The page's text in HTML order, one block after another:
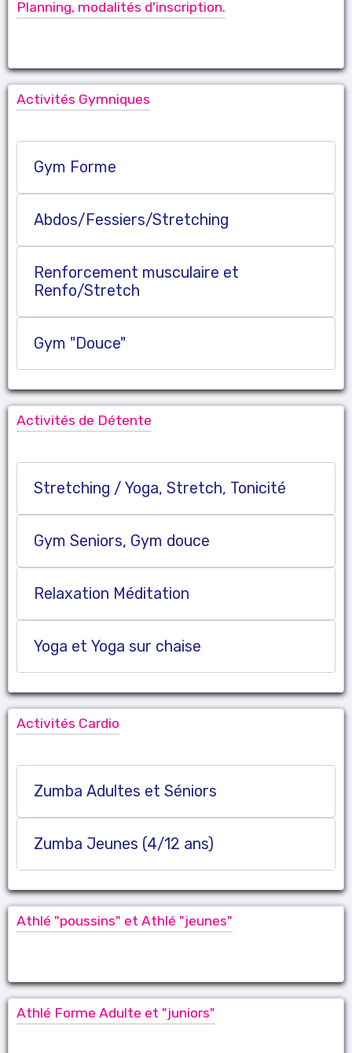
Planning, modalités d'inscription.
Activités Gymniques
Gym Forme
Abdos/Fessiers/Stretching
Renforcement musculaire et
Renfo/Stretch
Gym "Douce"
Activités de Détente
Stretching / Yoga, Stretch, Tonicité
Gym Seniors, Gym douce
Relaxation Méditation
Yoga et Yoga sur chaise
Activités Cardio
Zumba Adultes et Séniors
Zumba Jeunes (4/12 ans)
Athlé "poussins" et Athlé "jeunes"
Athlé Forme Adulte et "juniors"